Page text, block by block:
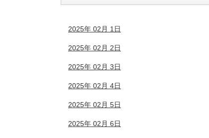
2025年 02月 1日
2025年 02月 2日
2025年 02月 3日
2025年 02月 4日
2025年 02月 5日
2025年 02月 6日